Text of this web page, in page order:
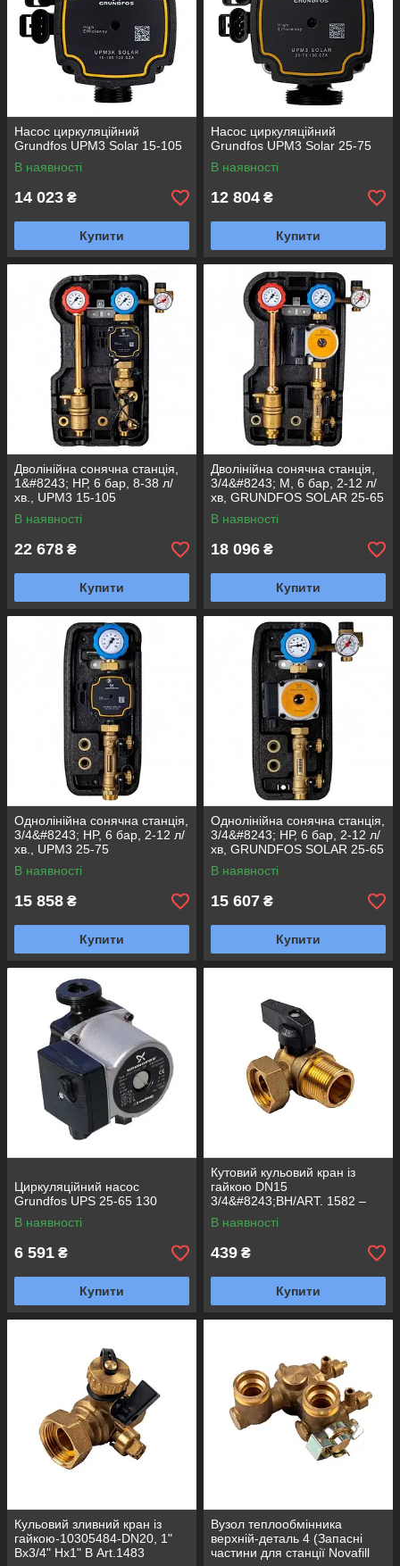
Насос циркуляційний
Grundfos UPM3 Solar 15-105
В наявності
14 023 ₴
Купити
Насос циркуляційний
Grundfos UPM3 Solar 25-75
В наявності
12 804 ₴
Купити
Дволінійна сонячна станція,
1&#8243; НР, 6 бар, 8-38 л/
хв., UPM3 15-105
В наявності
22 678 ₴
Купити
Дволінійна сонячна станція,
3/4&#8243; М, 6 бар, 2-12 л/
хв, GRUNDFOS SOLAR 25-65
В наявності
18 096 ₴
Купити
Однолінійна сонячна станція,
3/4&#8243; HP, 6 бар, 2-12 л/
хв., UPM3 25-75
В наявності
15 858 ₴
Купити
Однолінійна сонячна станція,
3/4&#8243; НР, 6 бар, 2-12 л/
хв, GRUNDFOS SOLAR 25-65
В наявності
15 607 ₴
Купити
Циркуляційний насос
Grundfos UPS 25-65 130
В наявності
6 591 ₴
Купити
Кутовий кульовий кран із
гайкою DN15
3/4&#8243;ВН/ART. 1582 –
10305860
В наявності
439 ₴
Купити
Кульовий зливний кран із
гайкою-10305484-DN20, 1"
Вх3/4" Нх1" В Art.1483
Вузол теплообмінника
верхній-деталь 4 (Запасні
частини для станції Novafill